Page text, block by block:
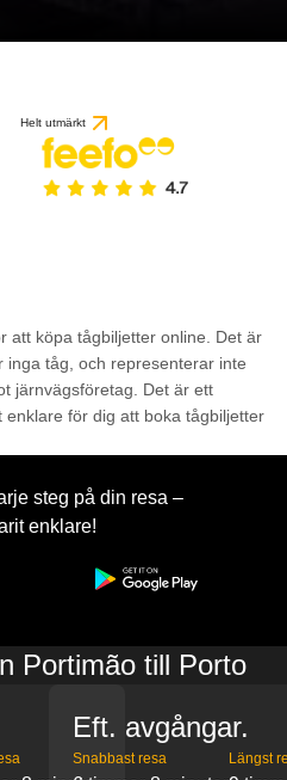
Helt utmärkt
att köpa tågbiljetter online. Det är
tåg, och representerar inte
järnvägsföretag. Det är ett
för dig att boka tågbiljetter
steg på din resa –
enklare!
Portimão till Porto
Eft. avgångar.
Snabbast resa Längst